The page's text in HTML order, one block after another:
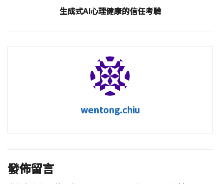
生成式AI心理健康的信任考驗
wentong.chiu
發佈留言